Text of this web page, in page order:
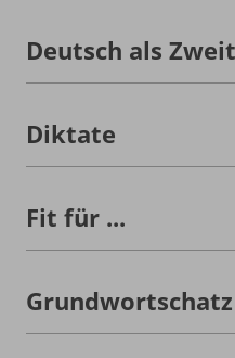
Deutsch als
Diktate
Fit für ...
Grundwortschatz